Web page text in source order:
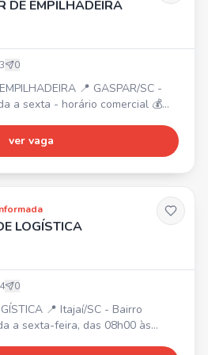
DE EMPILHADEIRA
0
📍 GASPAR/SC -
a sexta - horário comercial 💰
de
empilhadeira, auxiliar na
ver vaga
LOGÍSTICA
0
SC - Bairro
a sexta-feira, das 08h00 às